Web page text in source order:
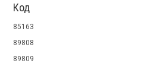
Код
85163
89808
89809